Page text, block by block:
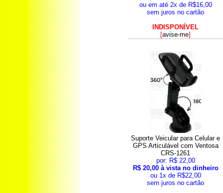
ou em até 2x de R$16,00
sem juros no cartão
INDISPONÍVEL
[avise-me]
Suporte Veicular para Celular e
GPS Articulável com Ventosa
CRS-1261
por: R$ 22,00
R$ 20,00 à vista no dinheiro
ou 1x de R$22,00
sem juros no cartão